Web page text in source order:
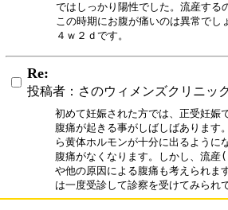
ではしっかり陽性でした。流産する
この時期にお腹が痛いのは異常で
４ｗ２ｄです。
Re:
投稿者：さのウィメンズクリニッ
初めて妊娠された方では、正受妊娠
腹痛が起きる事がしばしばあります
ら黄体ホルモンが十分に出るように
腹痛がなくなります。しかし、流
や他の原因による腹痛も考えられ
は一度受診して診察を受けてみられ